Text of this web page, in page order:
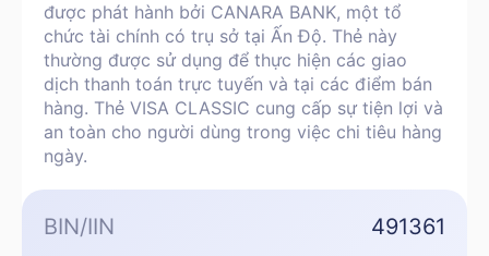
được phát hành bởi CANARA BANK, một tổ
chức tài chính có trụ sở tại Ấn Độ. Thẻ này
thường được sử dụng để thực hiện các giao
dịch thanh toán trực tuyến và tại các điểm bán
hàng. Thẻ VISA CLASSIC cung cấp sự tiện lợi và
an toàn cho người dùng trong việc chi tiêu hàng
ngày.
BIN/IIN
491361